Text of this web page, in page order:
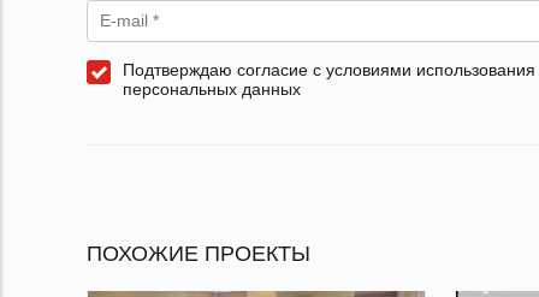
Подтверждаю согласие с условиями использования
персональных данных
ПОХОЖИЕ ПРОЕКТЫ